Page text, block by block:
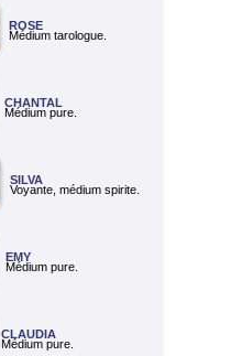
ROSE
Médium tarologue.
CHANTAL
Médium pure.
SILVA
Voyante, médium spirite.
EMY
Médium pure.
CLAUDIA
Médium pure.